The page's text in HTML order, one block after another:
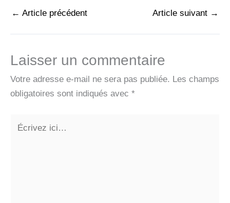
← Article précédent Article suivant →
Laisser un commentaire
Votre adresse e-mail ne sera pas publiée. Les champs
obligatoires sont indiqués avec *